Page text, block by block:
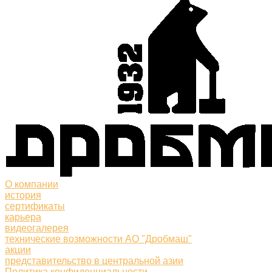
О компании
история
сертификаты
карьера
видеогалерея
технические возможности АО "Дробмаш"
акции
представительство в центральной азии